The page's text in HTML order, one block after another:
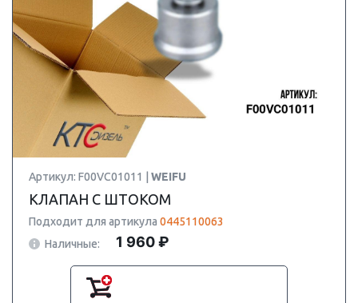
Артикул: F00VC01011 | WEIFU
КЛАПАН С ШТОКОМ
Подходит для артикула 0445110063
Наличные:
1 960 ₽